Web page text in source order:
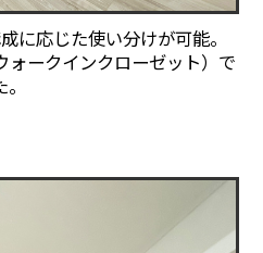
に応じた使い分けが可能。
ォークインクローゼット）で